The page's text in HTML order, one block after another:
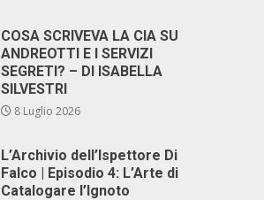
COSA SCRIVEVA LA CIA SU
ANDREOTTI E I SERVIZI
SEGRETI? – DI ISABELLA
SILVESTRI
8 Luglio 2026
L’Archivio dell’Ispettore Di
Falco | Episodio 4: L’Arte di
Catalogare l’Ignoto